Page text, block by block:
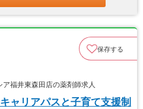
保存する
福井東森田店の薬剤師求人
ャリアパスと子育て支援制